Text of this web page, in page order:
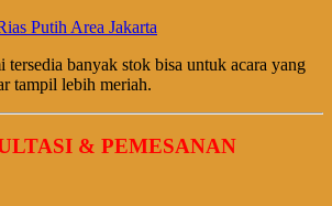
banyak stok bisa untuk acara yang
tampil lebih meriah.
& PEMESANAN